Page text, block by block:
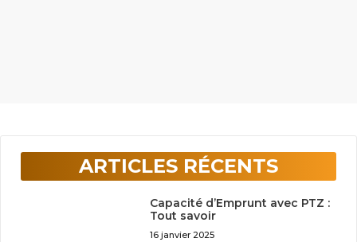
ARTICLES RÉCENTS
Capacité d’Emprunt avec PTZ :
Tout savoir
16 janvier 2025